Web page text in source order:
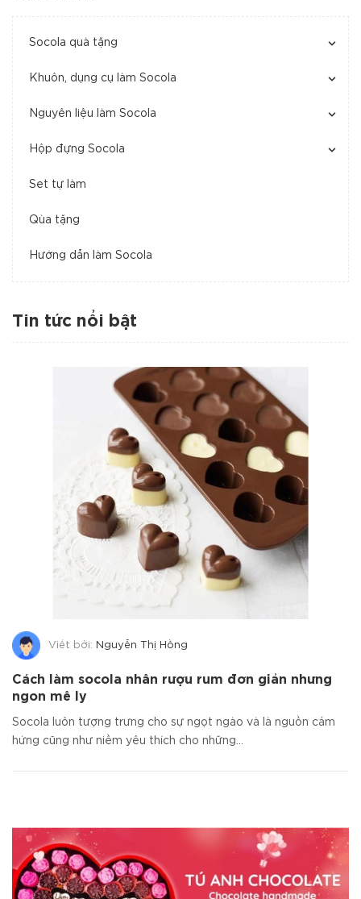
Socola quà tặng
Khuôn, dụng cụ làm Socola
Nguyên liệu làm Socola
Hộp đựng Socola
Set tự làm
Qùa tặng
Hướng dẫn làm Socola
Tin tức nổi bật
Viết bởi: Nguyễn Thị Hồng
Cách làm socola nhân rượu rum đơn giản nhưng
ngon mê ly
Socola luôn tượng trưng cho sự ngọt ngào và là nguồn cảm
hứng cũng như niềm yêu thích cho những...